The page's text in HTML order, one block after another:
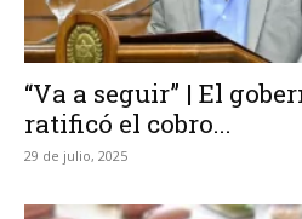
“Va a seguir” | El
ratificó el cobro...
29 de julio, 2025